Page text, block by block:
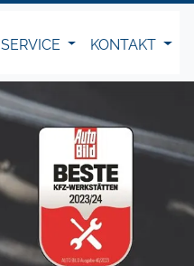
SERVICE KONTAKT